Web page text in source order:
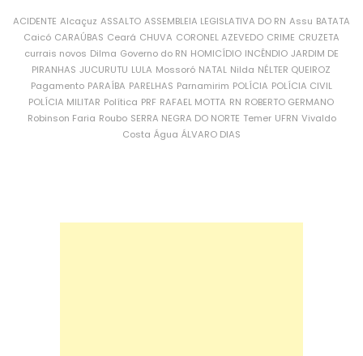
ACIDENTE Alcaçuz ASSALTO ASSEMBLEIA LEGISLATIVA DO RN Assu BATATA
Caicó CARAÚBAS Ceará CHUVA CORONEL AZEVEDO CRIME CRUZETA
currais novos Dilma Governo do RN HOMICÍDIO INCÊNDIO JARDIM DE
PIRANHAS JUCURUTU LULA Mossoró NATAL Nilda NÉLTER QUEIROZ
Pagamento PARAÍBA PARELHAS Parnamirim POLÍCIA POLÍCIA CIVIL
POLÍCIA MILITAR Política PRF RAFAEL MOTTA RN ROBERTO GERMANO
Robinson Faria Roubo SERRA NEGRA DO NORTE Temer UFRN Vivaldo
Costa Água ÁLVARO DIAS